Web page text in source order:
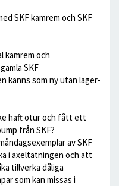
SKF kamrem och SKF
kamrem och
SKF
känns som ny utan lager-
haft otur och fått ett
från SKF?
av SKF
i axeltätningen och att
tillverka dåliga
som kan missas i